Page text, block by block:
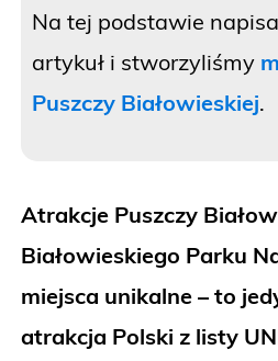
Na tej podstawie
artykuł i stworzyliśmy
Puszczy Białowieskiej.
Atrakcje Puszczy
Białowieskiego Parku
miejsca unikalne – to
atrakcja Polski z listy